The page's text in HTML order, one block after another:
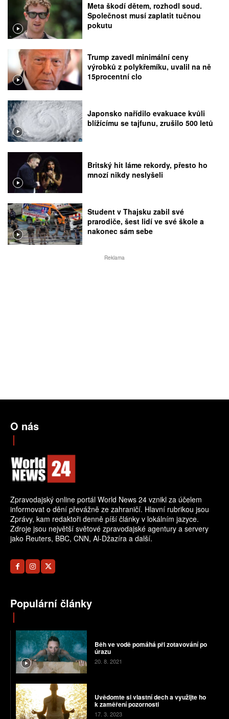
Meta škodí dětem, rozhodl soud.
Společnost musí zaplatit tučnou
pokutu
Trump zavedl minimální ceny
výrobků z polykřemíku, uvalil na ně
15procentní clo
Japonsko nařídilo evakuace kvůli
blížícímu se tajfunu, zrušilo 500 letů
Britský hit láme rekordy, přesto ho
mnozí nikdy neslyšeli
Student v Thajsku zabil své
prarodiče, šest lidí ve své škole a
nakonec sám sebe
Reklama
O nás
Zpravodajský online portál World News 24 vznikl za účelem
informovat o dění převážně ze zahraničí. Hlavní rubrikou jsou
Zprávy, kam redaktoři denně píší články v lokálním jazyce.
Zdroje jsou největší světové zpravodajské agentury a servery
jako Reuters, BBC, CNN, Al-Džazíra a další.
Populární články
Běh ve vodě pomáhá při zotavování po
úrazu
20. 8. 2021
Uvědomte si vlastní dech a využijte ho
k zaměření pozornosti
17. 3. 2023